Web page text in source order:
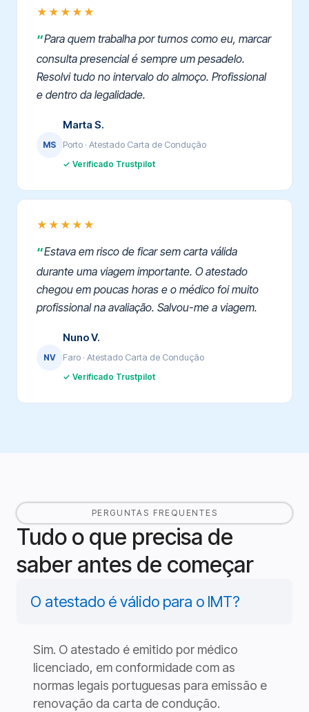
★★★★★
Para quem trabalha por turnos como eu, marcar
consulta presencial é sempre um pesadelo.
Resolvi tudo no intervalo do almoço. Profissional
e dentro da legalidade.
MS
Marta S.
Porto · Atestado Carta de Condução
✓ Verificado Trustpilot
★★★★★
Estava em risco de ficar sem carta válida
durante uma viagem importante. O atestado
chegou em poucas horas e o médico foi muito
profissional na avaliação. Salvou-me a viagem.
NV
Nuno V.
Faro · Atestado Carta de Condução
✓ Verificado Trustpilot
PERGUNTAS FREQUENTES
Tudo o que precisa de
saber antes de começar
O atestado é válido para o IMT?
Sim. O atestado é emitido por médico
licenciado, em conformidade com as
normas legais portuguesas para emissão e
renovação da carta de condução.